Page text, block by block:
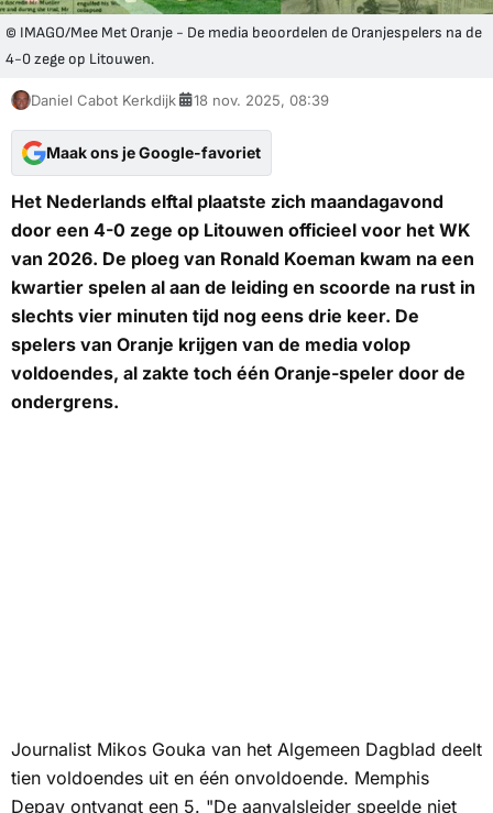
© IMAGO/Mee Met Oranje - De media beoordelen de Oranjespelers na de
4-0 zege op Litouwen.
Daniel Cabot Kerkdijk 18 nov. 2025, 08:39
Maak ons je Google-favoriet
Het Nederlands elftal plaatste zich maandagavond
door een 4-0 zege op Litouwen officieel voor het WK
van 2026. De ploeg van Ronald Koeman kwam na een
kwartier spelen al aan de leiding en scoorde na rust in
slechts vier minuten tijd nog eens drie keer. De
spelers van Oranje krijgen van de media volop
voldoendes, al zakte toch één Oranje-speler door de
ondergrens.
Journalist Mikos Gouka van het Algemeen Dagblad deelt
tien voldoendes uit en één onvoldoende. Memphis
Depay ontvangt een 5. "De aanvalsleider speelde niet